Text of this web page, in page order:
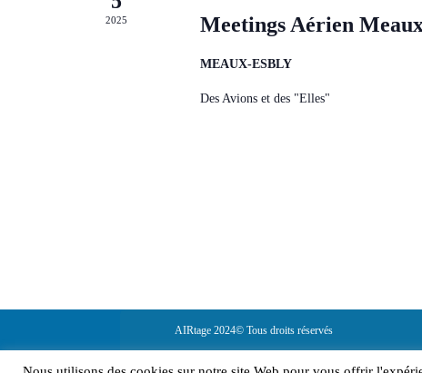
2025 Meetings Aérien
MEAUX-ESBLY
Des Avions et des "Elles"
AIRtage 2024© Tous droits réservés